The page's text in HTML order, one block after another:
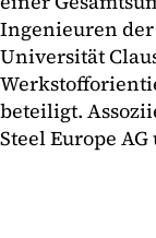
Ingenieuren der
Universität
beteiligt.
Steel Europe